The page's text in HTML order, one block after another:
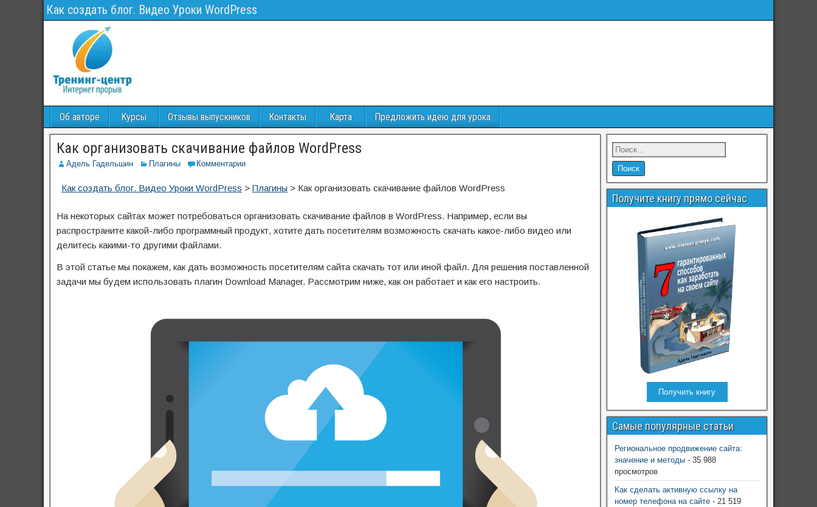
Как создать блог. Видео Уроки WordPress
Об авторе Курсы Отзывы выпускников Контакты Карта Предложить идею для урока
Как организовать скачивание файлов WordPress
Адель Гадельшин Плагины Комментарии
Как создать блог. Видео Уроки WordPress > Плагины > Как организовать скачивание файлов WordPress
На некоторых сайтах может потребоваться организовать скачивание файлов в WordPress. Например, если вы
распространите какой-либо программный продукт, хотите дать посетителям возможность скачать какое-либо видео или
делитесь какими-то другими файлами.
В этой статье мы покажем, как дать возможность посетителям сайта скачать тот или иной файл. Для решения поставленной
задачи мы будем использовать плагин Download Manager. Рассмотрим ниже, как он работает и как его настроить.
Получите книгу прямо сейчас
Получить книгу
Самые популярные статьи
Региональное продвижение сайта:
значение и методы - 35 988
просмотров
Как сделать активную ссылку на
номер телефона на сайте - 21 519